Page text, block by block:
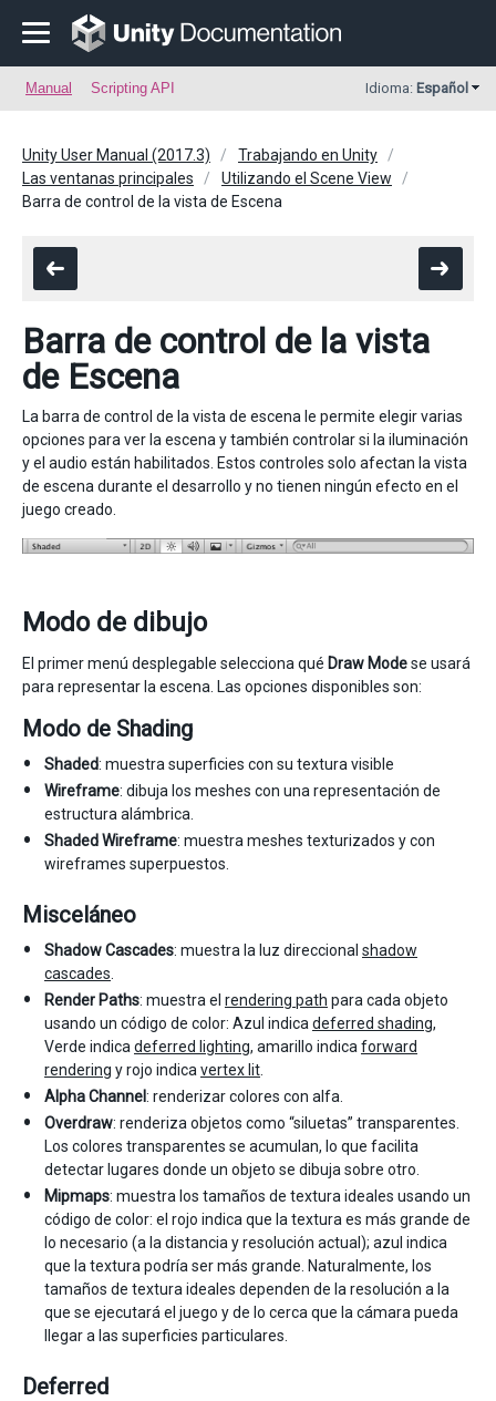
Manual Scripting API Idioma: Español
Unity User Manual (2017.3)
Trabajando en Unity
Las ventanas principales
Utilizando el Scene View
Barra de control de la vista de Escena
Barra de control de la vista
de Escena
La barra de control de la vista de escena le permite elegir varias
opciones para ver la escena y también controlar si la iluminación
y el audio están habilitados. Estos controles solo afectan la vista
de escena durante el desarrollo y no tienen ningún efecto en el
juego creado.
Modo de dibujo
El primer menú desplegable selecciona qué Draw Modese usará
para representar la escena. Las opciones disponibles son:
Modo de Shading
Shaded: muestra superficies con su textura visible
Wireframe: dibuja los meshes con una representación de
estructura alámbrica.
Shaded Wireframe: muestra meshes texturizados y con
wireframes superpuestos.
Misceláneo
Shadow Cascades: muestra la luz direccional shadow
cascades
Render Paths: muestra el rendering path para cada objeto
usando un código de color: Azul indica deferred shading,
Verde indica deferred lighting, amarillo indica forward
rendering y rojo indica vertex lit
Alpha Channel: renderizar colores con alfa.
Overdraw: renderiza objetos como “siluetas” transparentes.
Los colores transparentes se acumulan, lo que facilita
detectar lugares donde un objeto se dibuja sobre otro.
Mipmaps: muestra los tamaños de textura ideales usando un
código de color: el rojo indica que la textura es más grande de
lo necesario (a la distancia y resolución actual); azul indica
que la textura podría ser más grande. Naturalmente, los
tamaños de textura ideales dependen de la resolución a la
que se ejecutará el juego y de lo cerca que la cámara pueda
llegar a las superficies particulares.
Deferred